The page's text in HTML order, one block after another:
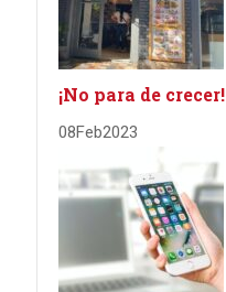
¡No para de crecer!
08Feb2023